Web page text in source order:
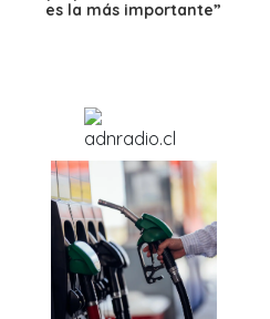
es la más importante”